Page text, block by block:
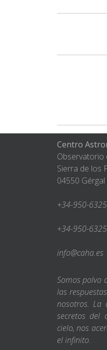
Centro
Observatorio
Sierra de los
04550
+34-950-
+34-950-
info@caha.es
Somos polvo
las
nosotros. La
secretos del
cielo, nos
el infinito.